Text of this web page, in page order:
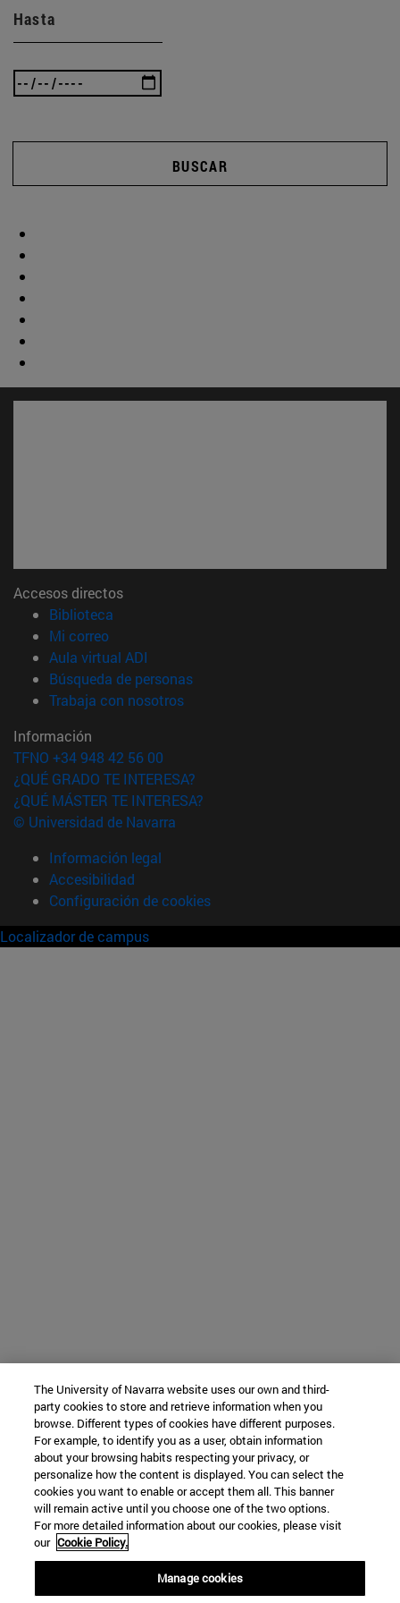
Hasta
BUSCAR
Accesos directos
Biblioteca
Mi correo(abre en nueva ventana)
Aula virtual ADI
Búsqueda de personas(abre en nueva ventana)
Trabaja con nosotros(abre en nueva ventana)
Información
TFNO +34 948 42 56 00
¿QUÉ GRADO TE INTERESA?
¿QUÉ MÁSTER TE INTERESA?
© Universidad de Navarra
Información legal
Accesibilidad
Configuración de cookies
Localizador de campus
The University of Navarra website uses our own and third-
party cookies to store and retrieve information when you
browse. Different types of cookies have different purposes.
For example, to identify you as a user, obtain information
about your browsing habits respecting your privacy, or
personalize how the content is displayed. You can select the
cookies you want to enable or accept them all. This banner
will remain active until you choose one of the two options.
For more detailed information about our cookies, please visit
our Cookie Policy.
Manage cookies